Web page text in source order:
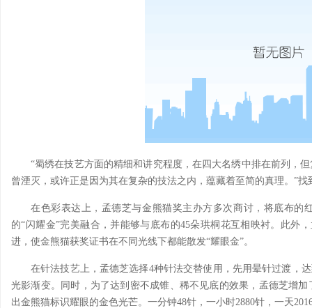
“蜀绣在技艺方面的精细和讲究程度，在四大名绣中排在前列，
曾湮灭，或许正是因为其在复杂的技法之内，蕴藏着至简的真理。”
在色彩表达上，孟德芝与金熊猫奖主办方多次商讨，将底布的
的“闪耀金”完美融合，并能够与底布的45朵珙桐花互相映衬。此外
进，使金熊猫获奖证书在不同光线下都能散发“耀眼金”。
在针法技艺上，孟德芝选择4种针法交替使用，先用晕针过渡，
光影渐变。同时，为了达到密不成锥、稀不见底的效果，孟德芝增
出金熊猫标识耀眼的金色光芒。一分钟48针，一小时2880针，一天